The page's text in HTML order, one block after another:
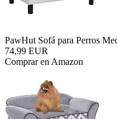
PawHut Sofá para Perros
74,99 EUR
Comprar en Amazon